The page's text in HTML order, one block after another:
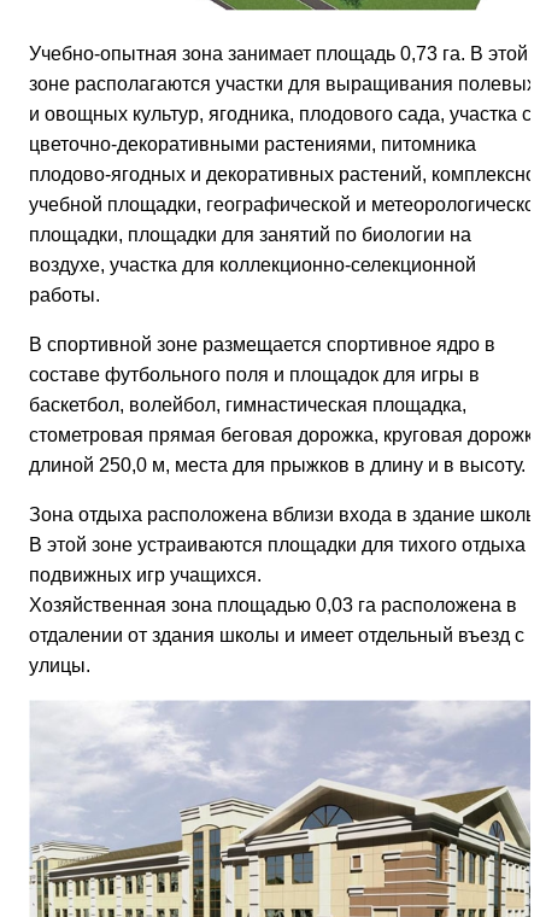
Учебно-опытная зона занимает площадь 0,73 га. В этой
зоне располагаются участки для выращивания полевых
и овощных культур, ягодника, плодового сада, участка с
цветочно-декоративными растениями, питомника
плодово-ягодных и декоративных растений,
учебной площадки, географической и
площадки, площадки для занятий по биологии на
воздухе, участка для коллекционно-селекционной
работы.
В спортивной зоне размещается спортивное ядро в
составе футбольного поля и площадок для игры в
баскетбол, волейбол, гимнастическая площадка,
стометровая прямая беговая дорожка, круговая
длиной 250,0 м, места для прыжков в длину и в высоту.
Зона отдыха расположена вблизи входа в здание
В этой зоне устраиваются площадки для тихого отдыха и
подвижных игр учащихся.
Хозяйственная зона площадью 0,03 га расположена в
отдалении от здания школы и имеет отдельный въезд с
улицы.